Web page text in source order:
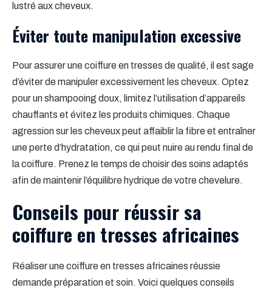
lustré aux cheveux.
Éviter toute manipulation excessive
Pour assurer une coiffure en tresses de qualité, il est sage
d’éviter de manipuler excessivement les cheveux. Optez
pour un shampooing doux, limitez l’utilisation d’appareils
chauffants et évitez les produits chimiques. Chaque
agression sur les cheveux peut affaiblir la fibre et entraîner
une perte d’hydratation, ce qui peut nuire au rendu final de
la coiffure. Prenez le temps de choisir des soins adaptés
afin de maintenir l’équilibre hydrique de votre chevelure.
Conseils pour réussir sa
coiffure en tresses africaines
Réaliser une coiffure en tresses africaines réussie
demande préparation et soin. Voici quelques conseils